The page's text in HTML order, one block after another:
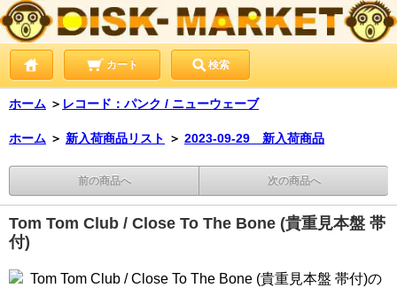
カート 検索
ホーム ＞ レコード：パンク / ニューウェーブ
ホーム ＞ 新入荷商品リスト ＞ 2023-09-29 新入荷商品
前の商品へ 次の商品へ
Tom Tom Club / Close To The Bone (貴重見本盤 帯
付)